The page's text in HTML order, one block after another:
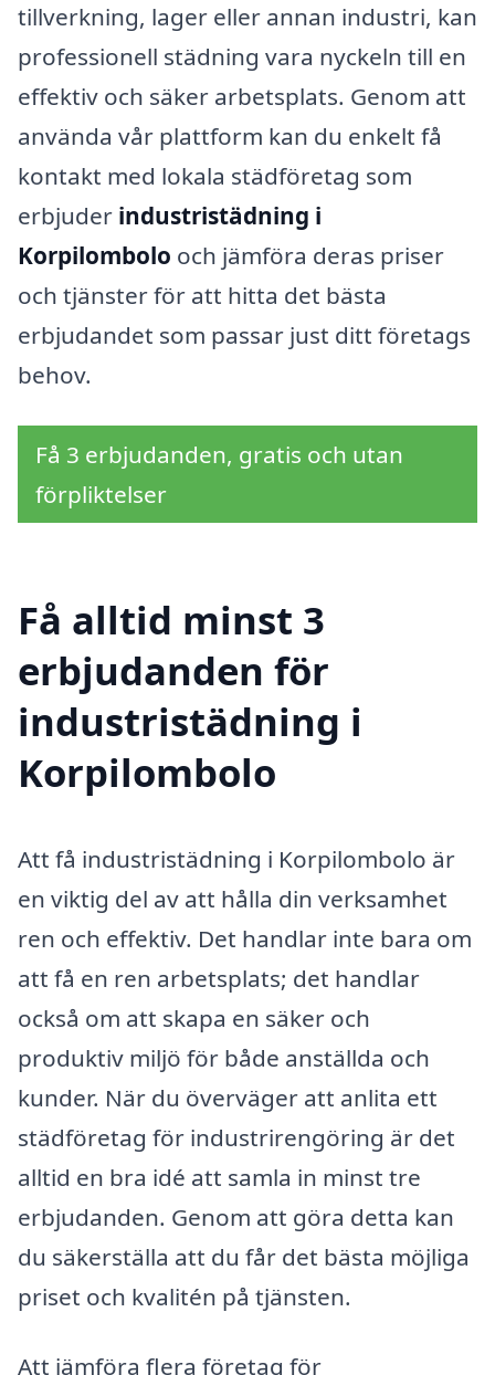
tillverkning, lager eller annan industri, kan
professionell städning vara nyckeln till en
effektiv och säker arbetsplats. Genom att
använda vår plattform kan du enkelt få
kontakt med lokala städföretag som
erbjuder industristädning i
Korpilombolo och jämföra deras priser
och tjänster för att hitta det bästa
erbjudandet som passar just ditt företags
behov.
Få 3 erbjudanden, gratis och utan
förpliktelser
Få alltid minst 3
erbjudanden för
industristädning i
Korpilombolo
Att få industristädning i Korpilombolo är
en viktig del av att hålla din verksamhet
ren och effektiv. Det handlar inte bara om
att få en ren arbetsplats; det handlar
också om att skapa en säker och
produktiv miljö för både anställda och
kunder. När du överväger att anlita ett
städföretag för industrirengöring är det
alltid en bra idé att samla in minst tre
erbjudanden. Genom att göra detta kan
du säkerställa att du får det bästa möjliga
priset och kvalitén på tjänsten.
Att jämföra flera företag för